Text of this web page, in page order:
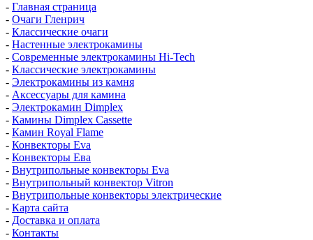
- Главная страница
- Очаги Гленрич
- Классические очаги
- Настенные электрокамины
- Современные электрокамины Hi-Tech
- Классические электрокамины
- Электрокамины из камня
- Аксессуары для камина
- Электрокамин Dimplex
- Камины Dimplex Cassette
- Камин Royal Flame
- Конвекторы Eva
- Конвекторы Ева
- Внутрипольные конвекторы Eva
- Внутрипольный конвектор Vitron
- Внутрипольные конвекторы электрические
- Карта сайта
- Доставка и оплата
- Контакты